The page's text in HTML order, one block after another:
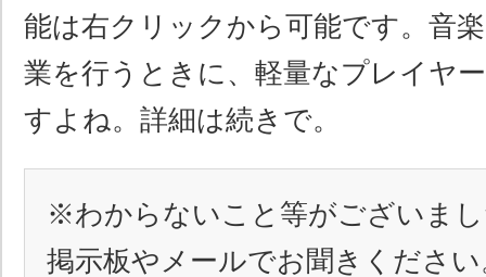
能は右クリックから可能です。音
業を行うときに、軽量なプレイヤ
すよね。詳細は続きで。
※わからないこと等がございま
掲示板やメールでお聞きください